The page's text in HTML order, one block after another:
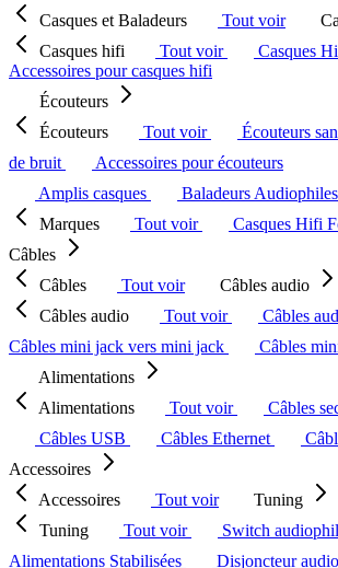
Casques et Baladeurs
Tout voir
Casques hifi
Tout voir Casques
Accessoires pour casques hifi
Écouteurs
Écouteurs
Tout voir Écouteurs
de bruit
Accessoires pour écouteurs
Amplis casques
Baladeurs Audiophiles
Marques
Tout voir Casques Hifi
Câbles
Câbles
Tout voir
Câbles audio
Câbles audio
Tout voir Câbles
Câbles mini jack vers mini jack
Câbles
Alimentations
Alimentations
Tout voir Câbles
Câbles USB
Câbles Ethernet
Accessoires
Accessoires
Tout voir
Tuning
Tuning
Tout voir Switch
Alimentations Stabilisées
Disjoncteur